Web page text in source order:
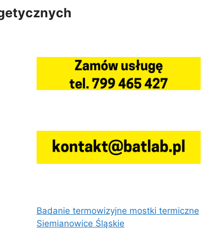
Badanie termowizyjne mostki termiczne
Siemianowice Śląskie